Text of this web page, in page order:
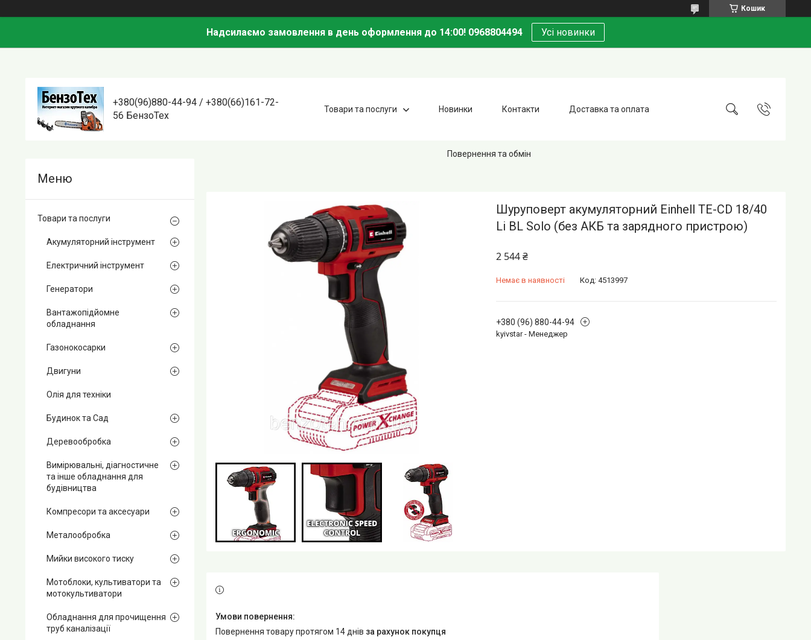
Кошик
Надсилаємо замовлення в день оформлення до 14:00! 0968804494 Усі новинки
+380(96)880-44-94 / +380(66)161-72-
56 БензоТех
Товари та послуги Новинки Контакти Доставка та оплата
Повернення та обмін
Шуруповерт акумуляторний Einhell TE-CD 18/40
Li BL Solo (без АКБ та зарядного пристрою)
2 544 ₴
Немає в наявності Код: 4513997
+380 (96) 880-44-94
kyivstar - Менеджер
повернення товару протягом 14 днів за рахунок покупця
Товари та послуги
Акумуляторний інструмент
Електричний інструмент
Генератори
Вантажопідйомне
обладнання
Газонокосарки
Двигуни
Олія для техніки
Будинок та Сад
Деревообробка
Вимірювальні, діагностичне
та інше обладнання для
будівництва
Компресори та аксесуари
Металообробка
Мийки високого тиску
Мотоблоки, культиватори та
мотокультиватори
Обладнання для прочищення
труб каналізації